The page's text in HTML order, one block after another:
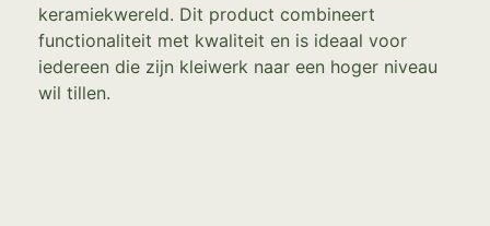
keramiekwereld. Dit product combineert
functionaliteit met kwaliteit en is ideaal voor
iedereen die zijn kleiwerk naar een hoger niveau
wil tillen.